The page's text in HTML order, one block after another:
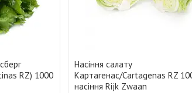
RZ) 1000
Насіння салату
Картагенас/Cartagenas RZ
насіння Rijk Zwaan